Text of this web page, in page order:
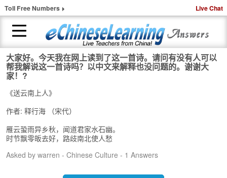
Toll Free Numbers Live Chat
H
o
e
1
-
t
o
-
大家好。今天我在网上读到了这一首诗。请问有没有人可以
帮我解说这一首诗吗？以中文来解释也没问题的。谢谢大
家！?
《送云南上人》
作者: 释行海 （宋代）
雁云蛩雨异乡秋，闻道君家水石幽。
时节飘零皈去好，路歧南北使人愁
Asked by warren - Chinese Culture - 1 Answers